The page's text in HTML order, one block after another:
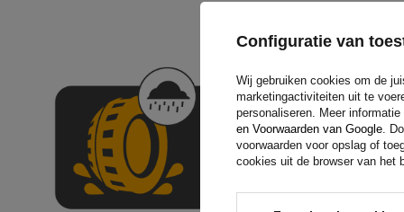
Configuratie van
Wij gebruiken cookies om de
marketingactiviteiten uit te
personaliseren. Meer
en Voorwaarden van Google.
voorwaarden voor opslag of
cookies uit de browser van het